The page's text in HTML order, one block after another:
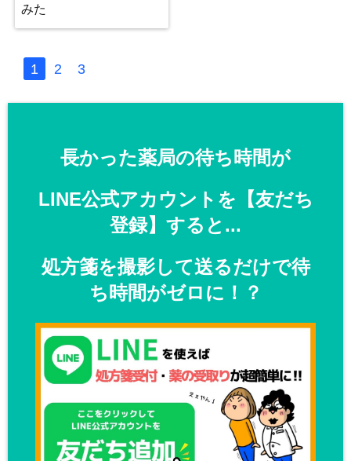
みた
1 2 3
長かった薬局の待ち時間が
LINE公式アカウントを【友だち
登録】すると...
処方箋を撮影して送るだけで待
ち時間がゼロに！？